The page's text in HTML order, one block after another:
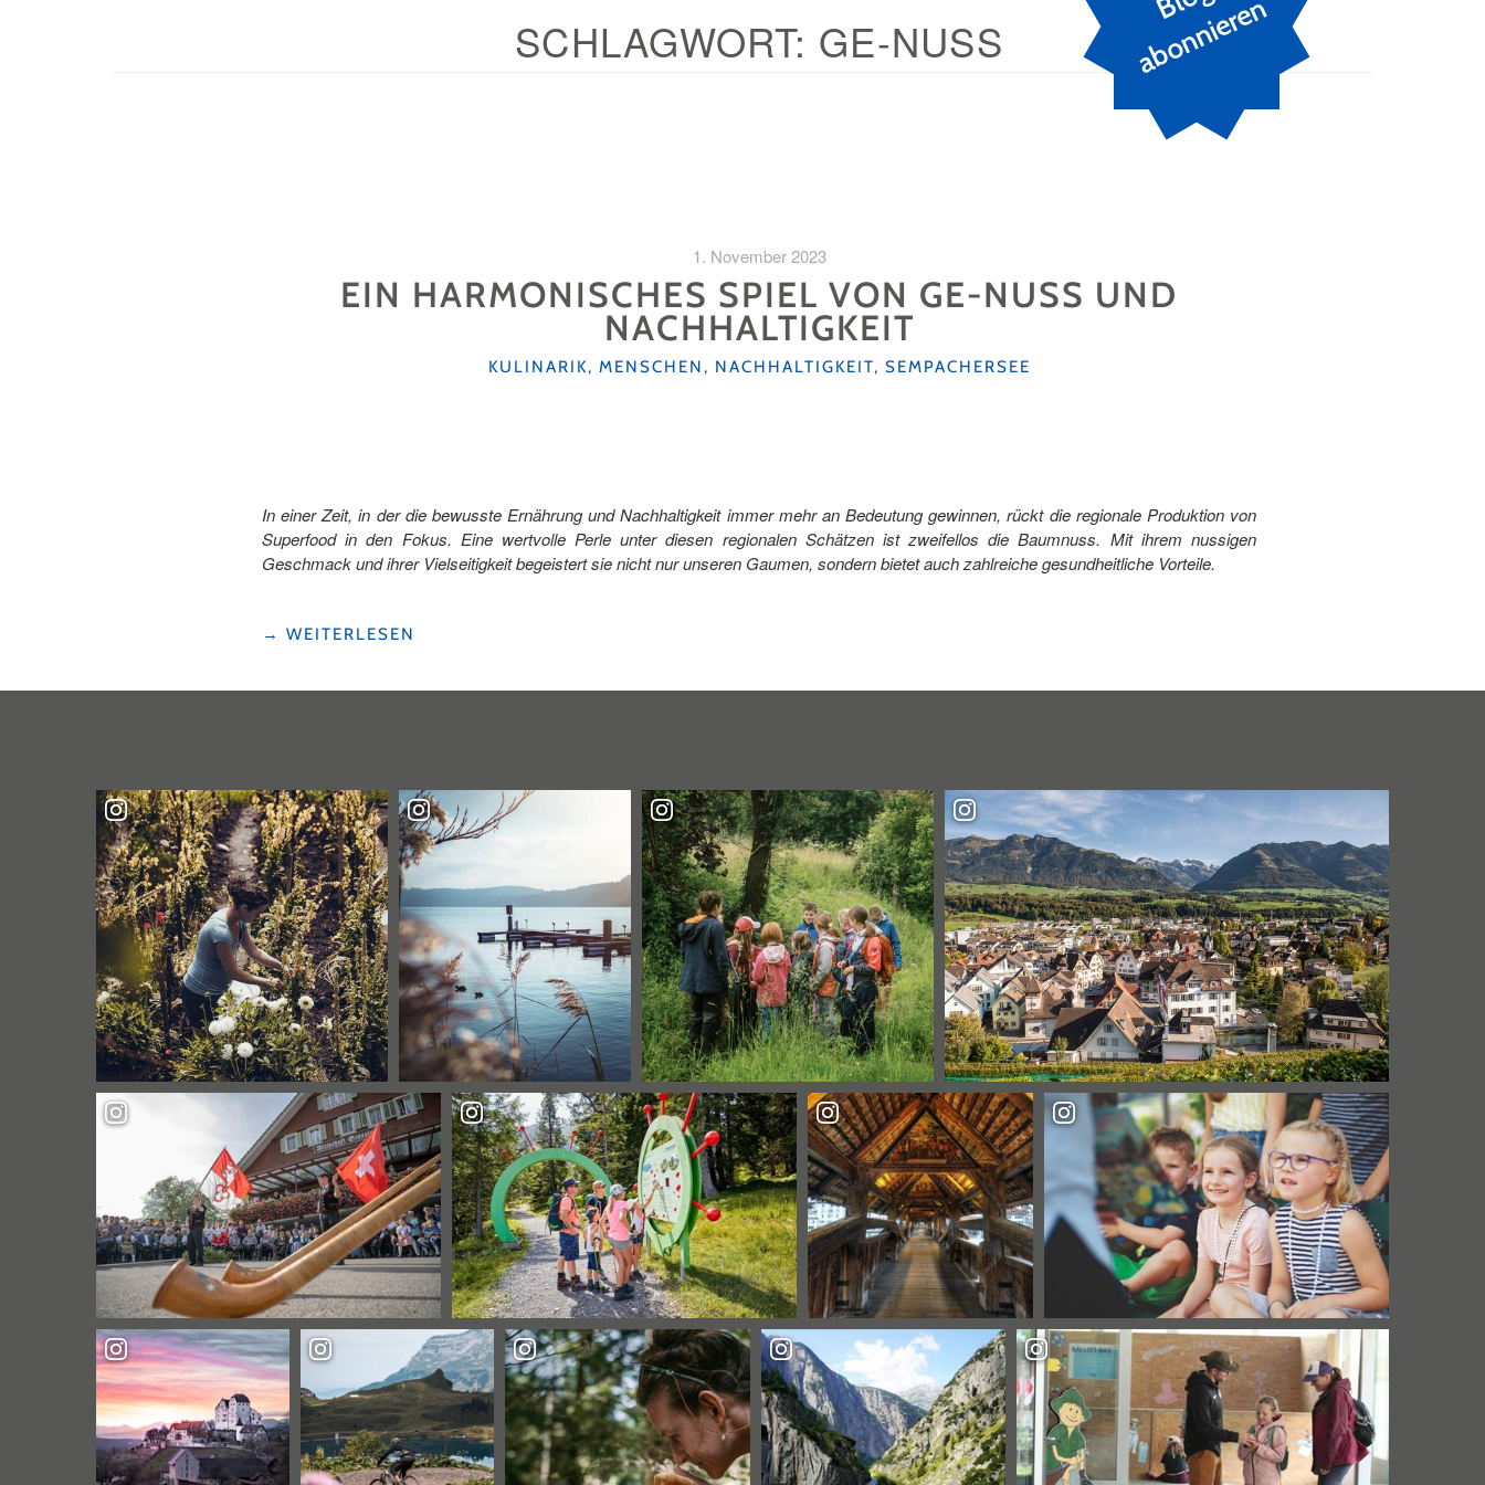
n
SCHLAGWORT: GE-NUSS
1. November 2023
EIN HARMONISCHES SPIEL VON GE-NUSS UND
NACHHALTIGKEIT
KATEGORIEN
KULINARIK, MENSCHEN, NACHHALTIGKEIT, SEMPACHERSEE
In einer Zeit, in der die bewusste Ernährung und Nachhaltigkeit immer mehr an Bedeutung gewinnen, rückt die regionale Produktion von
Superfood in den Fokus. Eine wertvolle Perle unter diesen regionalen Schätzen ist zweifellos die Baumnuss. Mit ihrem nussigen
Geschmack und ihrer Vielseitigkeit begeistert sie nicht nur unseren Gaumen, sondern bietet auch zahlreiche gesundheitliche Vorteile.
"EIN
NACHHALTIGKEIT"
→ WEITERLESEN